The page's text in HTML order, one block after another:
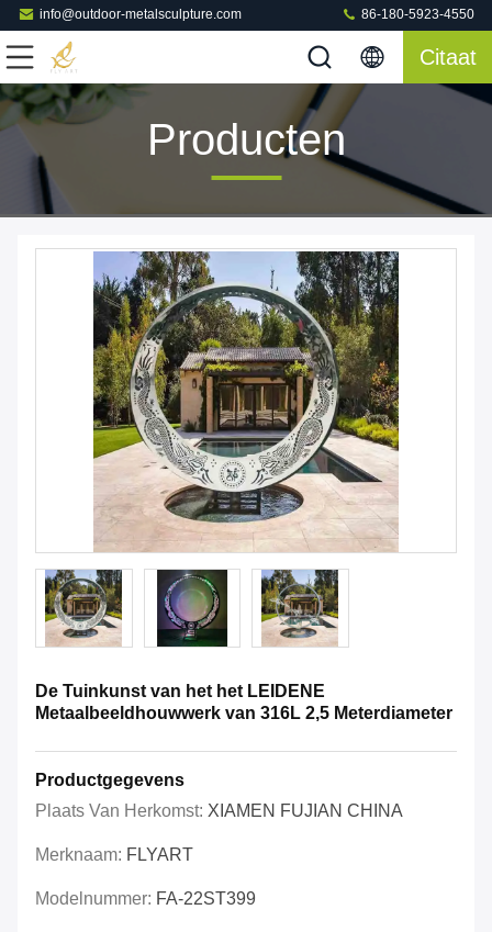
info@outdoor-metalsculpture.com 86-180-5923-4550
Citaat
Producten
De Tuinkunst van het het LEIDENE
Metaalbeeldhouwwerk van 316L 2,5 Meterdiameter
Productgegevens
Plaats Van Herkomst: XIAMEN FUJIAN CHINA
Merknaam: FLYART
Modelnummer: FA-22ST399